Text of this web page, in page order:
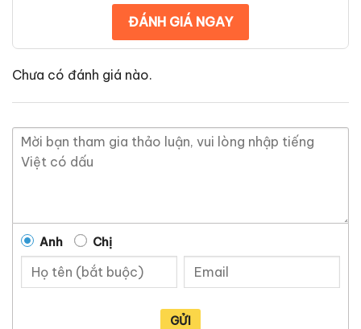
ĐÁNH GIÁ NGAY
Chưa có đánh giá nào.
Anh Chị
GỬI